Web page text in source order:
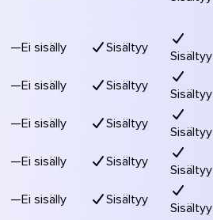
—Ei sisälly Sisältyy Sisältyy
—Ei sisälly Sisältyy Sisältyy
—Ei sisälly Sisältyy Sisältyy
—Ei sisälly Sisältyy Sisältyy
—Ei sisälly Sisältyy Sisältyy